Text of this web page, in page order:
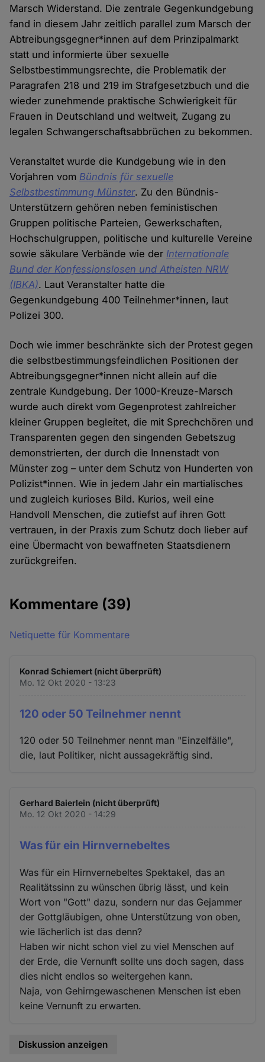
Marsch Widerstand. Die zentrale Gegenkundgebung
fand in diesem Jahr zeitlich parallel zum Marsch der
Abtreibungsgegner*innen auf dem Prinzipalmarkt
statt und informierte über sexuelle
Selbstbestimmungsrechte, die Problematik der
Paragrafen 218 und 219 im Strafgesetzbuch und die
wieder zunehmende praktische Schwierigkeit für
Frauen in Deutschland und weltweit, Zugang zu
legalen Schwangerschaftsabbrüchen zu bekommen.
Veranstaltet wurde die Kundgebung wie in den
Vorjahren vom Bündnis für sexuelle
Selbstbestimmung Münster. Zu den Bündnis-
Unterstützern gehören neben feministischen
Gruppen politische Parteien, Gewerkschaften,
Hochschulgruppen, politische und kulturelle Vereine
sowie säkulare Verbände wie der Internationale
Bund der Konfessionslosen und Atheisten NRW
(IBKA). Laut Veranstalter hatte die
Gegenkundgebung 400 Teilnehmer*innen, laut
Polizei 300.
Doch wie immer beschränkte sich der Protest gegen
die selbstbestimmungsfeindlichen Positionen der
Abtreibungsgegner*innen nicht allein auf die
zentrale Kundgebung. Der 1000-Kreuze-Marsch
wurde auch direkt vom Gegenprotest zahlreicher
kleiner Gruppen begleitet, die mit Sprechchören und
Transparenten gegen den singenden Gebetszug
demonstrierten, der durch die Innenstadt von
Münster zog – unter dem Schutz von Hunderten von
Polizist*innen. Wie in jedem Jahr ein martialisches
und zugleich kurioses Bild. Kurios, weil eine
Handvoll Menschen, die zutiefst auf ihren Gott
vertrauen, in der Praxis zum Schutz doch lieber auf
eine Übermacht von bewaffneten Staatsdienern
zurückgreifen.
Kommentare (39)
Netiquette für Kommentare
Konrad Schiemert (nicht überprüft)
Mo. 12 Okt 2020 - 13:23
120 oder 50 Teilnehmer nennt
120 oder 50 Teilnehmer nennt man "Einzelfälle",
die, laut Politiker, nicht aussagekräftig sind.
Gerhard Baierlein (nicht überprüft)
Mo. 12 Okt 2020 - 14:29
Was für ein Hirnvernebeltes
Was für ein Hirnvernebeltes Spektakel, das an
Realitätssinn zu wünschen übrig lässt, und kein
Wort von "Gott" dazu, sondern nur das Gejammer
der Gottgläubigen, ohne Unterstützung von oben,
wie lächerlich ist das denn?
Haben wir nicht schon viel zu viel Menschen auf
der Erde, die Vernunft sollte uns doch sagen, dass
dies nicht endlos so weitergehen kann.
Naja, von Gehirngewaschenen Menschen ist eben
keine Vernunft zu erwarten.
Diskussion anzeigen